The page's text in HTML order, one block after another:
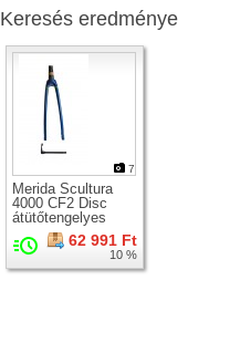
Keresés eredménye
7
Merida Scultura
4000 CF2 Disc
átütőtengelyes
országúti karbon
merev villa +62 991 Ft
10 %